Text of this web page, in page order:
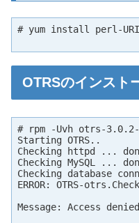
# yum install perl-URI
OTRSのインスト
# rpm -Uvh otrs-3.0.2-
Starting OTRS..
Checking httpd ...
Checking MySQL ...
Checking database
ERROR: OTRS-
Message: Access